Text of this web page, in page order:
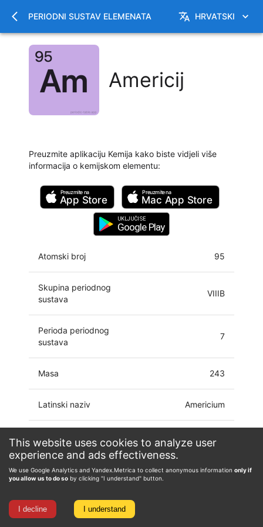
This website uses cookies to analyze user
experience and ads effectiveness.
We use Google Analytics and Yandex.Metrica to collect anonymous information only if
you allow us to do so by clicking "I understand" button.
I decline I understand
PERIODNI SUSTAV ELEMENATA HRVATSKI
Americij
Preuzmite aplikaciju Kemija kako biste vidjeli više
informacija o kemijskom elementu:
Preuzmite na
App Store
Preuzmite na
Mac App Store
UKLJUČI SE
Google Play
Atomski broj 95
Skupina periodnog
sustava
VIIIB
Perioda periodnog
sustava
7
Masa 243
Latinski naziv Americium
Oksidacijsko stanje
0, 2, 3, 4, 5, 6, 7,